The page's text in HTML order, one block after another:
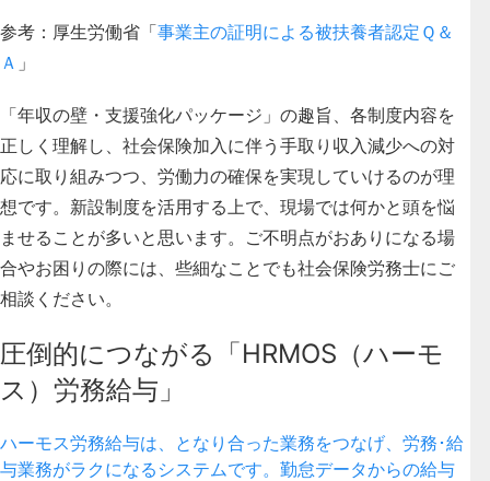
参考：厚生労働省「事業主の証明による被扶養者認定Ｑ＆
Ａ 」
「年収の壁・支援強化パッケージ」の趣旨、各制度内容を
正しく理解し、社会保険加入に伴う手取り収入減少への対
応に取り組みつつ、労働力の確保を実現していけるのが理
想です。新設制度を活用する上で、現場では何かと頭を悩
ませることが多いと思います。ご不明点がおありになる場
合やお困りの際には、些細なことでも社会保険労務士にご
相談ください。
圧倒的につながる「HRMOS（ハーモ
ス）労務給与」
ハーモス労務給与は、となり合った業務をつなげ、労務･給
与業務がラクになるシステムです。勤怠データからの給与